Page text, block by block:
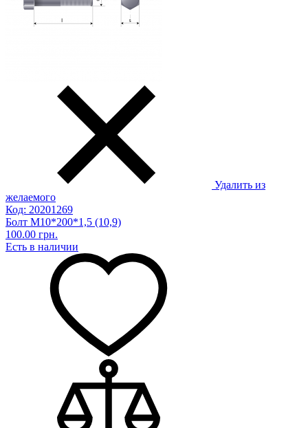
Удалить из
желаемого
Код: 20201269
Болт М10*200*1,5 (10,9)
100.00 грн.
Есть в наличии